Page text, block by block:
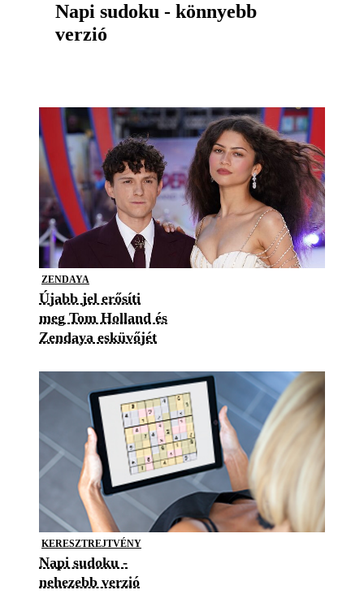
Napi sudoku - könnyebb
verzió
ZENDAYA
Újabb jel erősíti
meg Tom Holland és
Zendaya esküvőjét
KERESZTREJTVÉNY
Napi sudoku -
nehezebb verzió